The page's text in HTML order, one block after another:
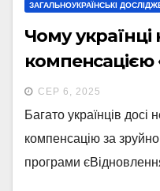
ЗАГАЛЬНОУКРАЇНСЬКІ
Чому
компенсацією
СЕР 6, 2025
Багато українців досі
компенсацію за
програми